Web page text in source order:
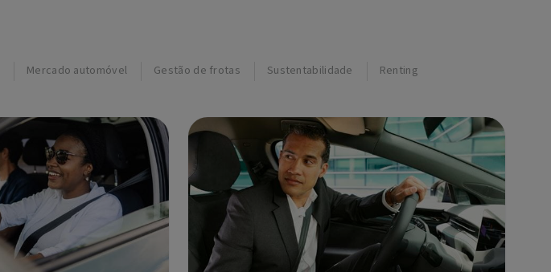
Mercado automóvel Gestão de frotas Sustentabilidade Renting